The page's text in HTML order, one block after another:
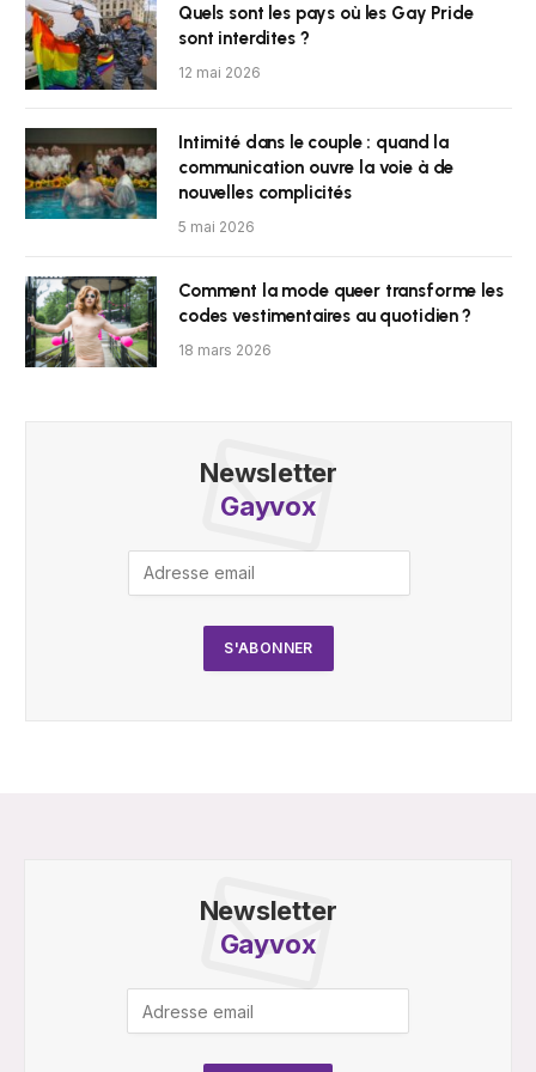
Quels sont les pays où les Gay Pride
sont interdites ?
12 mai 2026
Intimité dans le couple : quand la
communication ouvre la voie à de
nouvelles complicités
5 mai 2026
Comment la mode queer transforme les
codes vestimentaires au quotidien ?
18 mars 2026
Newsletter
Gayvox
Newsletter
Gayvox